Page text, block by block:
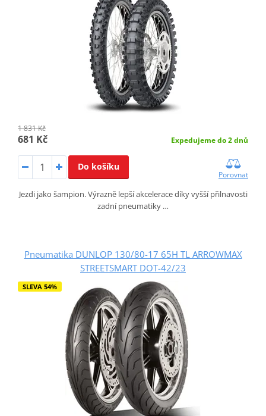
1 831 Kč
681 Kč Expedujeme do 2 dnů
Do košíku
Porovnat
Jezdi jako šampion. Výrazně lepší akcelerace díky vyšší přilnavosti
zadní pneumatiky …
Pneumatika DUNLOP 130/80-17 65H TL ARROWMAX
STREETSMART DOT-42/23
SLEVA 54%